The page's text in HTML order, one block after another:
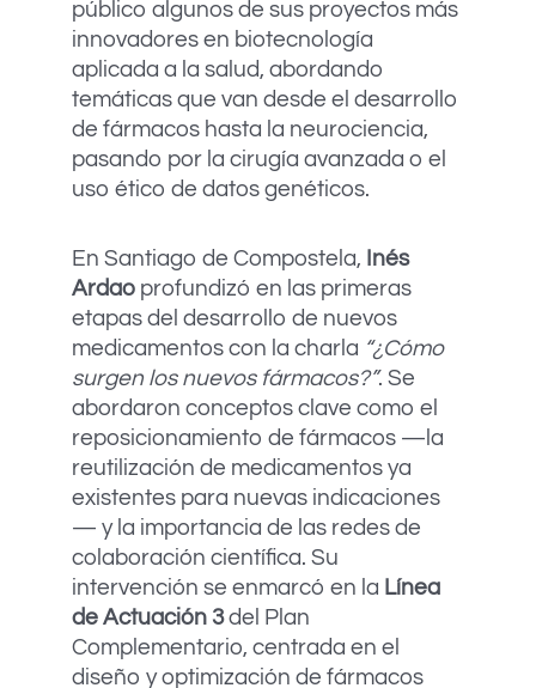
público algunos de sus proyectos más
innovadores en biotecnología
aplicada a la salud, abordando
temáticas que van desde el desarrollo
de fármacos hasta la neurociencia,
pasando por la cirugía avanzada o el
uso ético de datos genéticos.
En Santiago de Compostela, Inés
Ardao profundizó en las primeras
etapas del desarrollo de nuevos
medicamentos con la charla “¿Cómo
surgen los nuevos fármacos?”. Se
abordaron conceptos clave como el
reposicionamiento de fármacos —la
reutilización de medicamentos ya
existentes para nuevas indicaciones
— y la importancia de las redes de
colaboración científica. Su
intervención se enmarcó en la Línea
de Actuación 3del Plan
Complementario, centrada en el
diseño y optimización de fármacos